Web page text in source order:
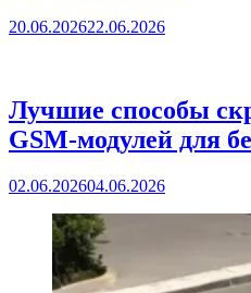
20.06.202622.06.2026
Лучшие способы
GSM-модулей для
02.06.202604.06.2026